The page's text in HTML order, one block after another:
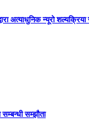
अत्याधुनिक न्यूरो
सम्झौता